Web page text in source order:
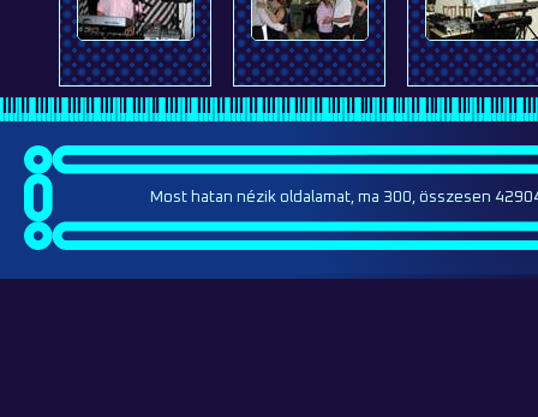
Most hatan nézik oldalamat, ma 300, összesen